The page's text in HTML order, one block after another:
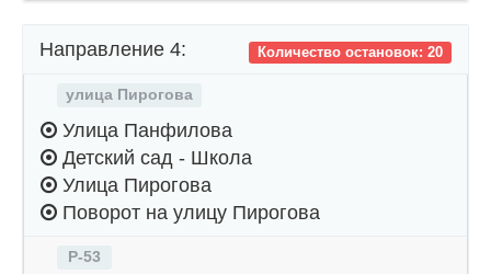
Количество остановок: 20
Направление 4:
улица Пирогова
Улица Панфилова
Детский сад - Школа
Улица Пирогова
Поворот на улицу Пирогова
Р-53